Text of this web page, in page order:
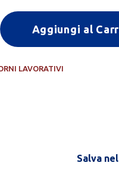
Aggiungi al
LAVORATIVI
Salva